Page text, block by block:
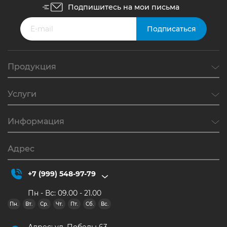
Подпишитесь на мои письма
Продукция
Услуги
Информация
Адрес
+7 (999) 548-97-79
Пн - Вс: 09.00 - 21.00
Пн. Вт. Ср. Чт. Пт. Сб. Вс.